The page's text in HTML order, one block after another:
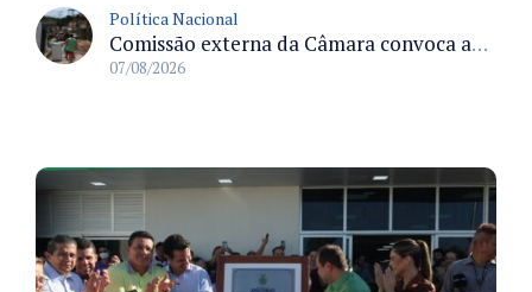
Política Nacional
Comissão externa da Câmara convoca audiência pública sobre chuvas na Zona da Mata de Minas Gerais e impactos em Juiz de Fora
07/08/2026